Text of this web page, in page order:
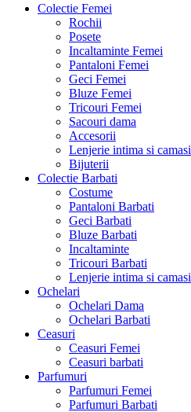
Colectie Femei
Rochii
Posete
Incaltaminte Femei
Pantaloni Femei
Geci Femei
Bluze Femei
Tricouri Femei
Sacouri dama
Accesorii
Lenjerie intima si camasi
Bijuterii
Colectie Barbati
Costume
Pantaloni Barbati
Geci Barbati
Bluze Barbati
Incaltaminte
Tricouri Barbati
Lenjerie intima si camasi
Ochelari
Ochelari Dama
Ochelari Barbati
Ceasuri
Ceasuri Femei
Ceasuri barbati
Parfumuri
Parfumuri Femei
Parfumuri Barbati